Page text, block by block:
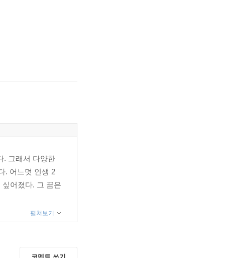
. 그래서 다양한
. 어느덧 인생 2
싶어졌다. 그 꿈은
펼쳐보기